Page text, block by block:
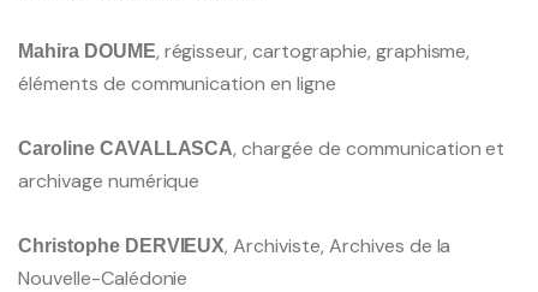
Mahira DOUME, régisseur, cartographie, graphisme,
éléments de communication en ligne
Caroline CAVALLASCA, chargée de communication et
archivage numérique
Christophe DERVIEUX, Archiviste, Archives de la
Nouvelle-Calédonie